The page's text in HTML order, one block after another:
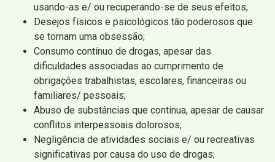
usando-as e/ ou recuperando-se de seus efeitos;
Desejos físicos e psicológicos tão poderosos que
se tornam uma obsessão;
Consumo contínuo de drogas, apesar das
dificuldades associadas ao cumprimento de
obrigações trabalhistas, escolares, financeiras ou
familiares/ pessoais;
Abuso de substâncias que continua, apesar de causar
conflitos interpessoais dolorosos;
Negligência de atividades sociais e/ ou recreativas
significativas por causa do uso de drogas;